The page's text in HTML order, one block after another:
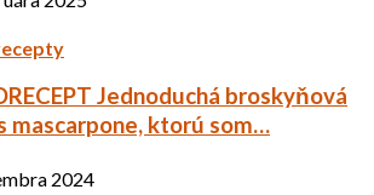
Jednoduchá broskyňová
mascarpone, ktorú som…
2024